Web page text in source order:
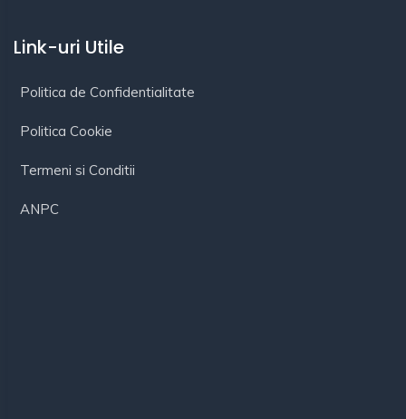
Link-uri Utile
Politica de Confidentialitate
Politica Cookie
Termeni si Conditii
ANPC